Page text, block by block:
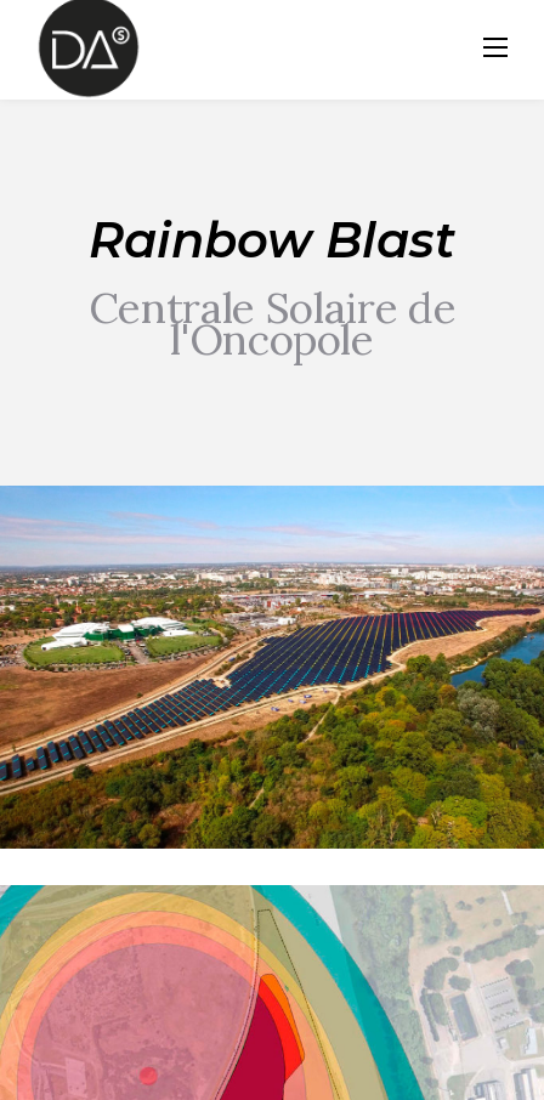
content
Rainbow Blast
Centrale Solaire de
l'Oncopole